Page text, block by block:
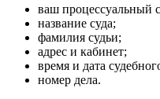
ваш процессуальный
название суда;
фамилия судьи;
адрес и кабинет;
время и дата
номер дела.